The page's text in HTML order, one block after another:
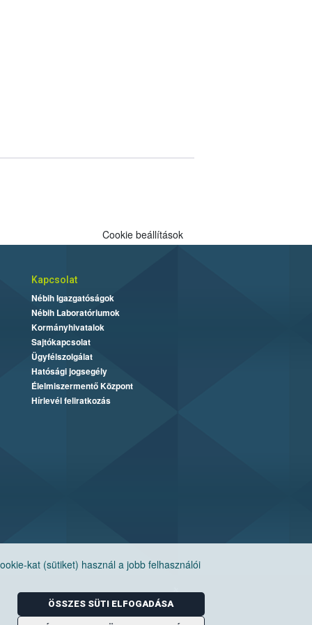
kat (sütiket) használ a jobb felhasználói
ÖSSZES SÜTI ELFOGADÁSA
Cookie beállítások
Kapcsolat
Nébih Igazgatóságok
Nébih Laboratóriumok
Kormányhivatalok
Sajtókapcsolat
Ügyfélszolgálat
Hatósági jogsegély
Élelmiszermentő Központ
Hírlevél feliratkozás